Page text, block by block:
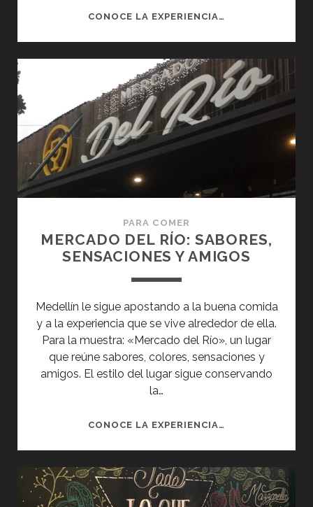
CONOCE LA EXPERIENCIA…
PARA COMER
MERCADO DEL RÍO: SABORES,
SENSACIONES Y AMIGOS
Medellín le sigue apostando a la buena comida
y a la experiencia que se vive alrededor de ella.
Para la muestra: «Mercado del Río», un lugar
que reúne sabores, colores, sensaciones y
amigos. El estilo del lugar sigue conservando
la…
CONOCE LA EXPERIENCIA…
SABORES,
SENSACIONES